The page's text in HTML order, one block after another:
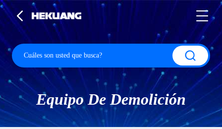
Equipo De Demolición